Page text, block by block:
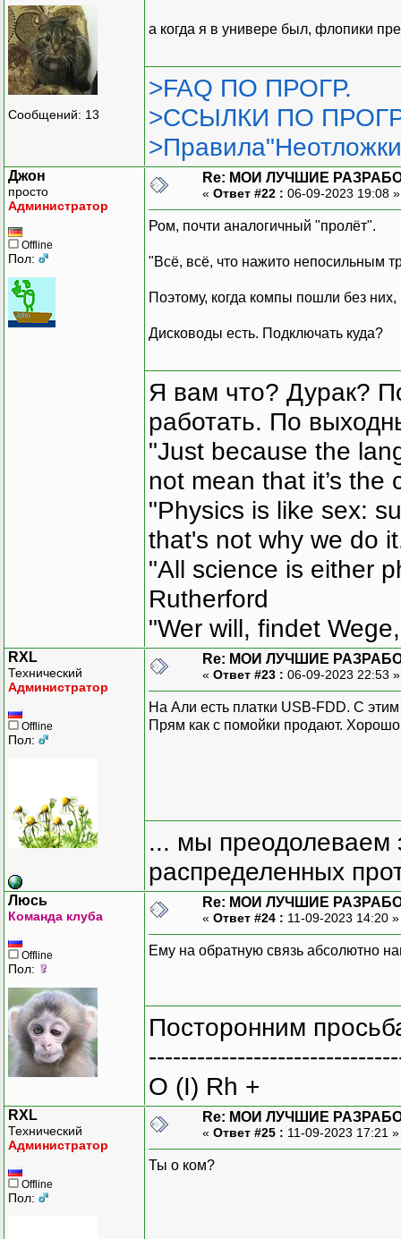
Сообщений: 13
а когда я в универе был, флопики
>FAQ ПО ПРОГР.
>ССЫЛКИ ПО
Джон
просто
Администратор
Offline
Пол:
Re: МОИ ЛУЧШИЕ
« Ответ #22 : 06-09-2023 19:08
Ром, почти аналогичный "пролёт".
"Всё, всё, что нажито непосильным
Поэтому, когда компы пошли без
Дисководы есть. Подключать куда?
Я вам что? Дурак?
работать. По
"Just because the
not mean that it’s the
"Physics is like sex:
that's not why we do
"All science is either
Rutherford
"Wer will, findet
RXL
Технический
Администратор
Offline
Пол:
Re: МОИ ЛУЧШИЕ
« Ответ #23 : 06-09-2023 22:53
На Али есть платки USB-FDD. С
Прям как с помойки продают.
... мы преодолеваем
распределенных
Люсь
Команда клуба
Offline
Пол:
Re: МОИ ЛУЧШИЕ
« Ответ #24 : 11-09-2023 14:20
Ему на обратную связь абсолютно
Посторонним
O (I) Rh +
RXL
Технический
Администратор
Offline
Пол:
Re: МОИ ЛУЧШИЕ
« Ответ #25 : 11-09-2023 17:21
Ты о ком?